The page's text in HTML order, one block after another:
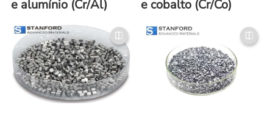
e alumínio (Cr/Al)
e cobalto (Cr/Co)